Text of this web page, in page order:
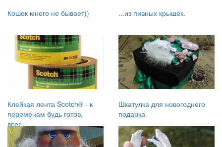
Кошек много не бывает)) ...из пивных крышек.
Клейкая лента Scotch® - к
переменам будь готов,
всег...
Шкатулка для новогоднего
подарка